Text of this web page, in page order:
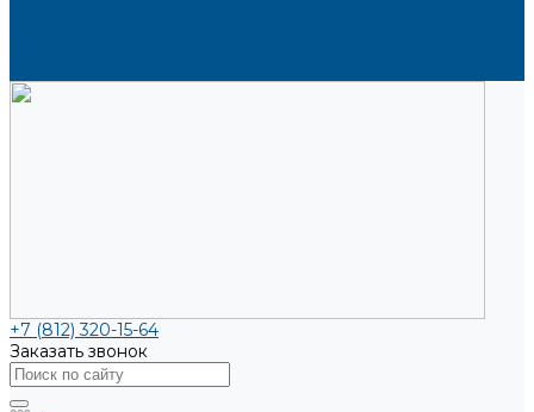
+7 (812) 320-15-64
Заказать звонок